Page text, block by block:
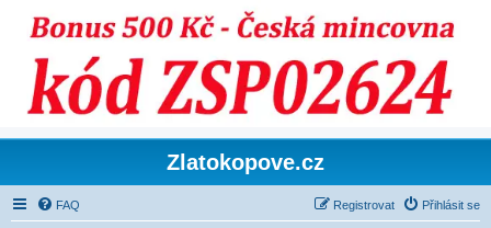
Zlatokopove.cz
FAQ Přihlásit se
Registrovat